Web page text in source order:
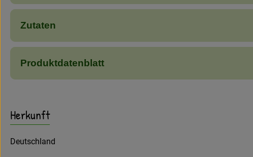
Zutaten
Produktdatenblatt
Herkunft
Deutschland